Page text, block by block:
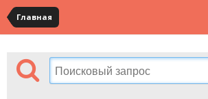
Главная